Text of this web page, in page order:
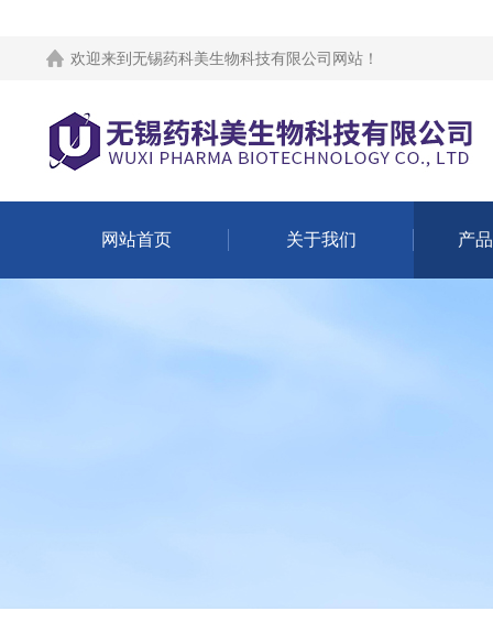
欢迎来到 无锡药科美生物科技有限公司网站 ！
网站首页 关于我们 产